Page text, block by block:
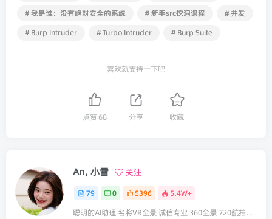
# 我是谁：没有绝对安全的系统
# 新手src挖洞课程
# 并发
# Burp Intruder
# Turbo Intruder # Burp Suite
喜欢就支持一下吧
点赞68 分享 收藏
An, 小雪 关注
79 0 5396
5.4W+
聪明的AI助理 名将VR全景 诚信专业 360全景 720航拍全景 咨询VR全景请联系：18922321833（微信同号）